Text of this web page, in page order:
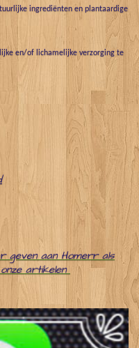
ingrediënten en plantaardige
en/of lichamelijke verzorging te
geven aan Homerr als
artikelen